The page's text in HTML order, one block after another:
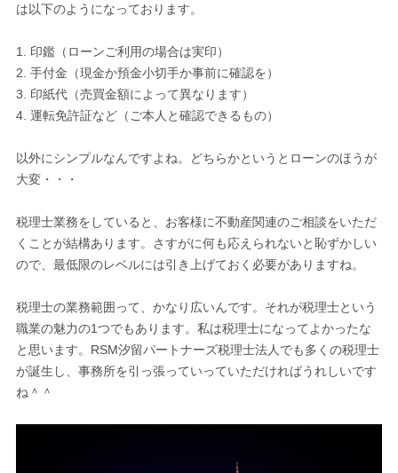
は以下のようになっております。
1. 印鑑（ローンご利用の場合は実印）
2. 手付金（現金か預金小切手か事前に確認を）
3. 印紙代（売買金額によって異なります）
4. 運転免許証など（ご本人と確認できるもの）
以外にシンプルなんですよね。どちらかというとローンのほうが
大変・・・
税理士業務をしていると、お客様に不動産関連のご相談をいただ
くことが結構あります。さすがに何も応えられないと恥ずかしい
ので、最低限のレベルには引き上げておく必要がありますね。
税理士の業務範囲って、かなり広いんです。それが税理士という
職業の魅力の1つでもあります。私は税理士になってよかったな
と思います。RSM汐留パートナーズ税理士法人でも多くの税理士
が誕生し、事務所を引っ張っていっていただければうれしいです
ね＾＾